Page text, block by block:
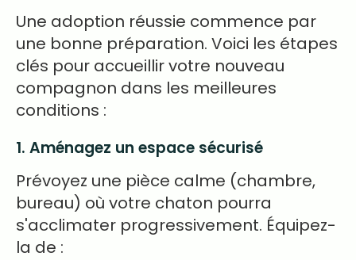
Une adoption réussie commence par
une bonne préparation. Voici les étapes
clés pour accueillir votre nouveau
compagnon dans les meilleures
conditions :
1. Aménagez un espace sécurisé
Prévoyez une pièce calme (chambre,
bureau) où votre chaton pourra
s'acclimater progressivement. Équipez-
la de :